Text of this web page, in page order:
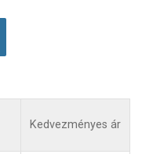
Kedvezményes ár